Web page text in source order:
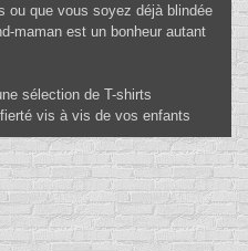
ou que vous soyez déjà blindée
maman est un bonheur autant
sélection de T-shirts
vis à vis de vos enfants